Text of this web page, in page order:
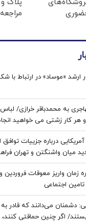
پلاک
2 مأمور ارشد «موساد» در
به محمدباقر خرازی/
هر کار زشتی می خواهید
درباره جزییات
میان واشنگتن و تهران
زمان واریز معوقات
اجتماعی
دشمنان می‌دانند که قادر
اگر چنین حماقتی کنند،